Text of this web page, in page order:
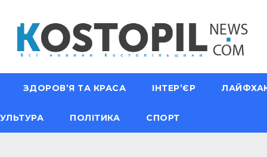
ЗДОРОВ’Я ТА КРАСА ІНТЕР’ЄР
ПОЛІТИКА СПОРТ